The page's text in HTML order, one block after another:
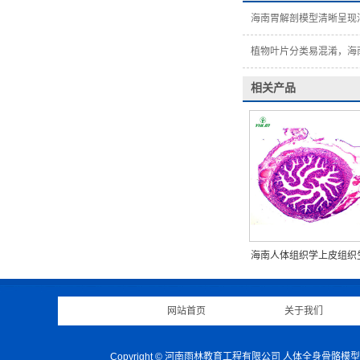
海南胃解剖模型清晰呈
植物叶片分类易混淆，
相关产品
海南人体组织学上皮组织
网站首页 关于我们
Copyright © 河南雨林教育工程有限公司 人体全身骨骼模